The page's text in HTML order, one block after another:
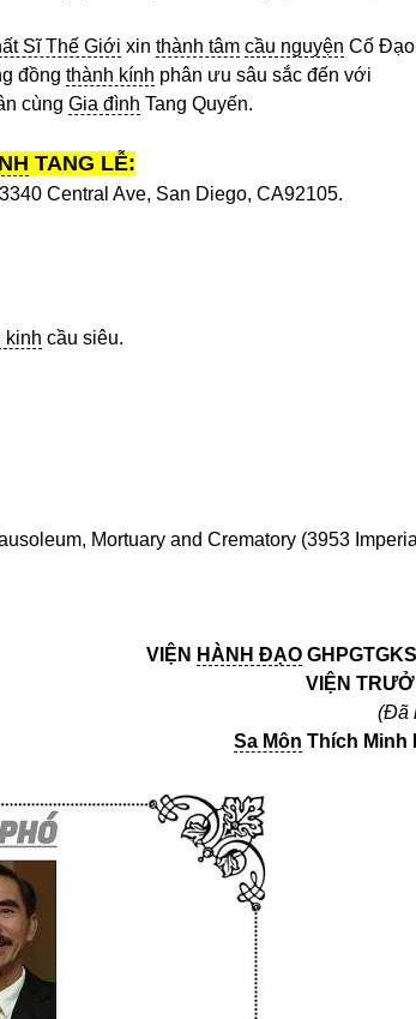
Sĩ Thế Giới xin thành tâm cầu nguyện Cố Đạo
đồng thành kính phân ưu sâu sắc đến với
cùng Gia đình Tang Quyến.
TANG LỄ:
Central Ave, San Diego, CA92105.
kinh cầu siêu.
Mortuary and Crematory (3953
VIỆN HÀNH ĐẠO
VIỆN
(Đã
Sa Môn Thích Minh